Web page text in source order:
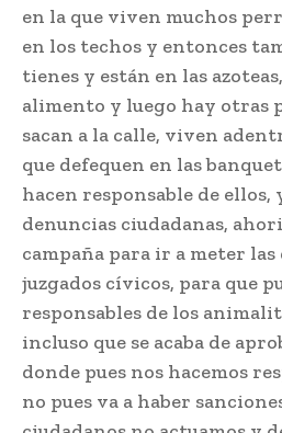
en la que viven muchos
en los techos y entonces
tienes y están en las
alimento y luego hay otras
sacan a la calle, viven
que defequen en las
hacen responsable de ellos,
denuncias ciudadanas,
campaña para ir a meter las
juzgados cívicos, para que
responsables de los
incluso que se acaba de
donde pues nos hacemos
no pues va a haber